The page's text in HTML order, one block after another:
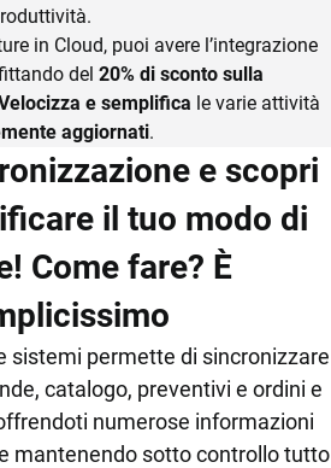
in Cloud, puoi avere l’integrazione
del 20% di sconto sulla
e semplifica le varie attività
aggiornati.
e scopri
il tuo modo di
Come fare? È
sistemi permette di sincronizzare
catalogo, preventivi e ordini e
numerose informazioni
mantenendo sotto controllo tutto